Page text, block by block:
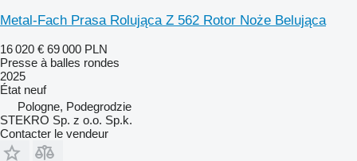
Metal-Fach Prasa Rolująca Z 562 Rotor Noże Belująca
16 020 € 69 000 PLN
Presse à balles rondes
2025
État neuf
Pologne, Podegrodzie
STEKRO Sp. z o.o. Sp.k.
Contacter le vendeur